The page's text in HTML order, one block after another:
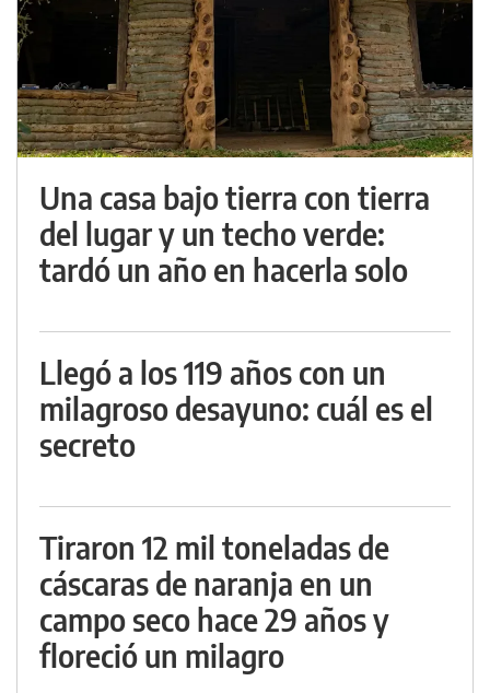
Una casa bajo tierra con tierra
del lugar y un techo verde:
tardó un año en hacerla solo
Llegó a los 119 años con un
milagroso desayuno: cuál es el
secreto
Tiraron 12 mil toneladas de
cáscaras de naranja en un
campo seco hace 29 años y
floreció un milagro